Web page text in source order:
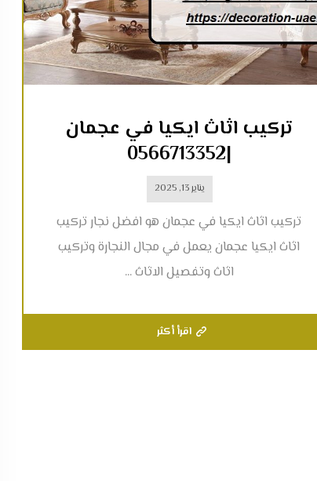
تركيب اثاث ايكيا في عجمان
|0566713352
يناير 13, 2025
تركيب اثاث ايكيا في عجمان هو افضل نجار تركيب
اثاث ايكيا عجمان يعمل في مجال النجارة وتركيب
اثاث وتفصيل الاثاث ...
اقرأ أكثر